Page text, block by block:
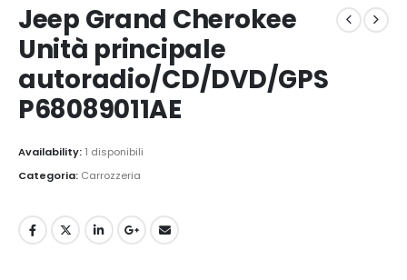
Jeep Grand Cherokee
Unità principale
autoradio/CD/DVD/GPS
P68089011AE
Availability: 1 disponibili
Categoria: Carrozzeria